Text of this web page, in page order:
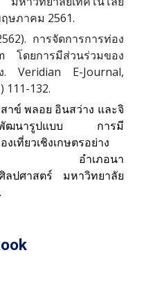
ษภาคม 2561.
การจัดการการท่อง
โดยการมีส่วนร่วมของ
. Veridian E-Journal,
) 111-132.
าข์ พลอย อินสว่าง และจิ
รพัฒนารูปแบบ
การมี
เที่ยวเชิงเกษตรอย่าง
อำเภอนา
ลปศาสตร์ มหาวิทยาลัย
.